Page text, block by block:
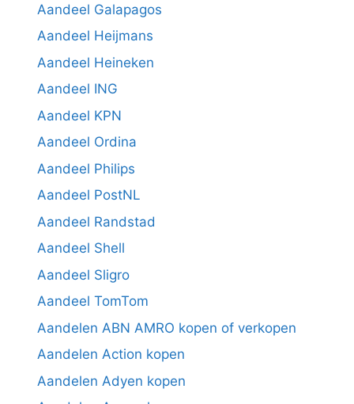
Aandeel Galapagos
Aandeel Heijmans
Aandeel Heineken
Aandeel ING
Aandeel KPN
Aandeel Ordina
Aandeel Philips
Aandeel PostNL
Aandeel Randstad
Aandeel Shell
Aandeel Sligro
Aandeel TomTom
Aandelen ABN AMRO kopen of verkopen
Aandelen Action kopen
Aandelen Adyen kopen